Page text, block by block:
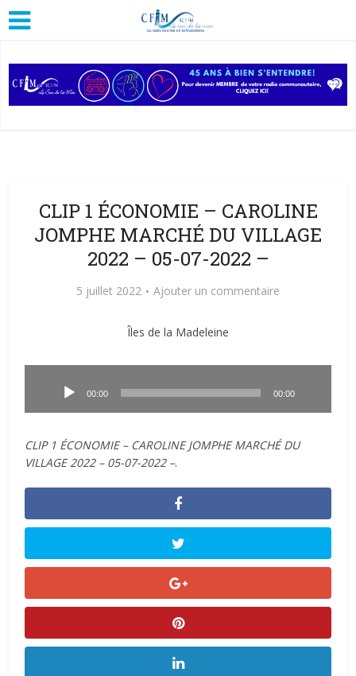
CLIP 1 ÉCONOMIE – CAROLINE
JOMPHE MARCHÉ DU VILLAGE
2022 – 05-07-2022 –
5 juillet 2022 Ajouter un commentaire
Îles de la Madeleine
00:00 00:00
CLIP 1 ÉCONOMIE – CAROLINE JOMPHE MARCHÉ DU
VILLAGE 2022 – 05-07-2022 –.